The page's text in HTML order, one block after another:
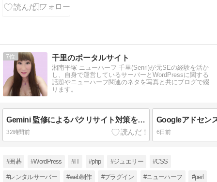
コンテンツの
7 千里のポータルサイト
湘南平塚 ニューハーフ 千里(Senri)が元SEの経験を活か
し、自身で運営しているサーバーとWordPressに関する
話題やニューハーフ関連のネタを写真と共にブログで綴
ります。
Gemini 監修によるパクリサイト対策を実施
32時間前 6日前
#囲碁 #WordPress #IT #php #ジュエリー #CSS
#レンタルサーバー #web制作 #プラグイン #ニューハーフ #perl